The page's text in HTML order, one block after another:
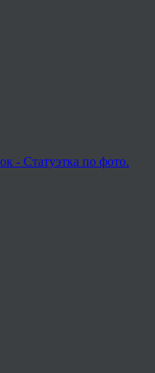
- Статуэтка по фото.